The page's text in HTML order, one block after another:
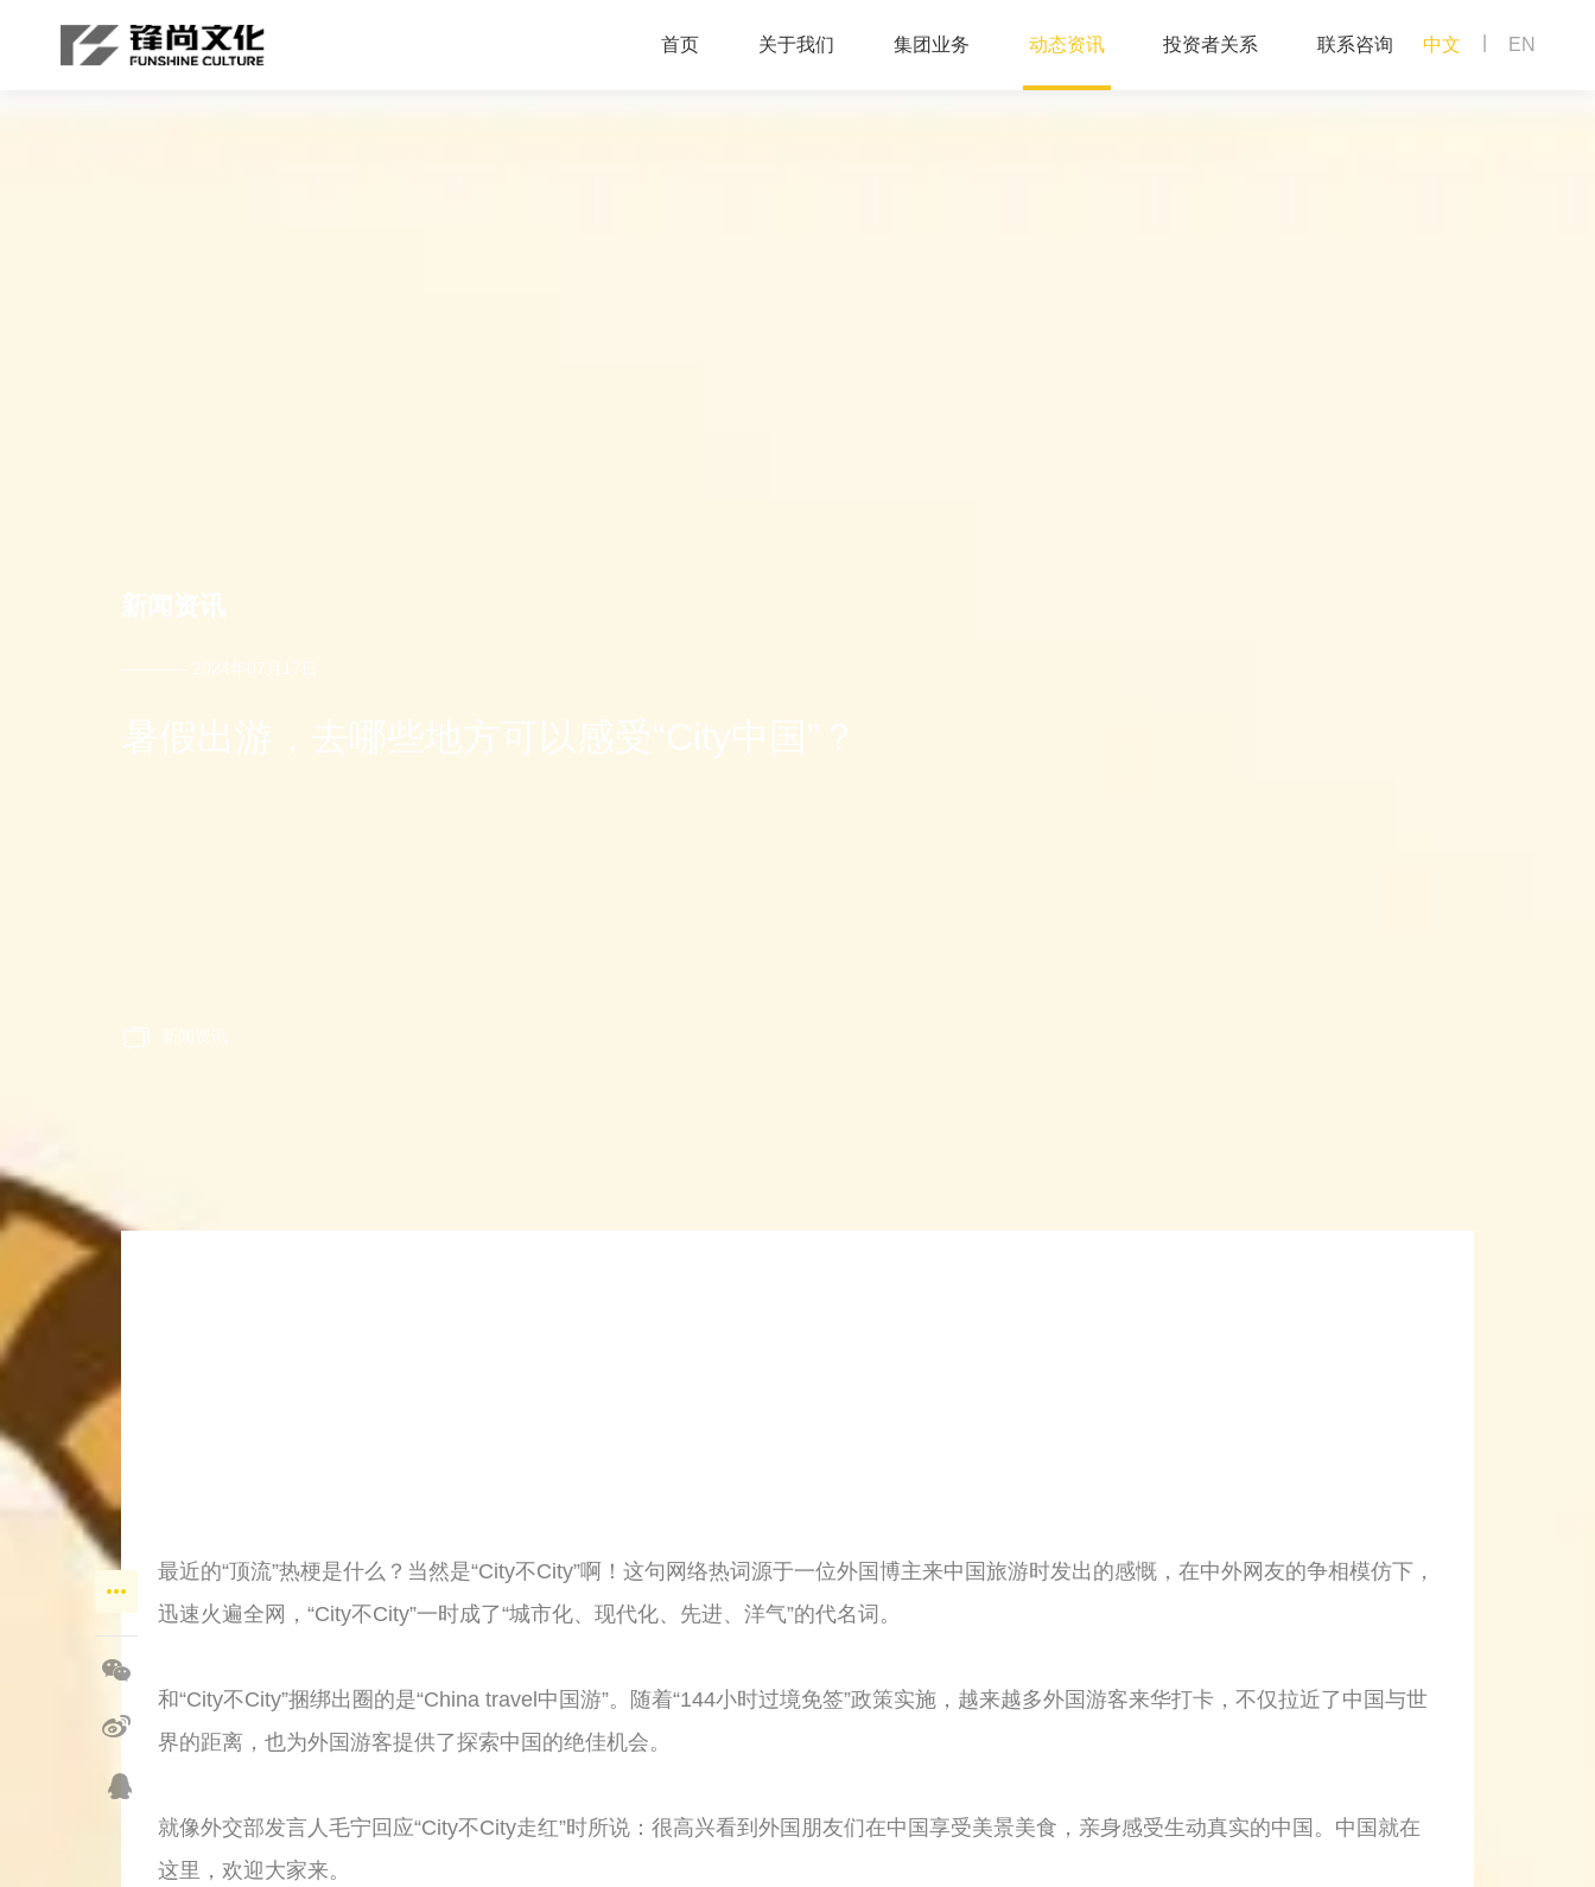
首页 关于我们 集团业务 动态资讯 投资者关系 联系咨询 中文 EN
新闻资讯
———— 2024年07月17日
暑假出游，去哪些地方可以感受“City中国”？
新闻资讯
最近的“顶流”热梗是什么？当然是“City不City”啊！这句网络热词源于一位外国博主来中国旅游时发出的感慨，在中外网友的争相模仿下，
迅速火遍全网，“City不City”一时成了“城市化、现代化、先进、洋气”的代名词。
和“City不City”捆绑出圈的是“China travel中国游”。随着“144小时过境免签”政策实施，越来越多外国游客来华打卡，不仅拉近了中国与世
界的距离，也为外国游客提供了探索中国的绝佳机会。
就像外交部发言人毛宁回应“City不City走红”时所说：很高兴看到外国朋友们在中国享受美景美食，亲身感受生动真实的中国。中国就在
这里，欢迎大家来。